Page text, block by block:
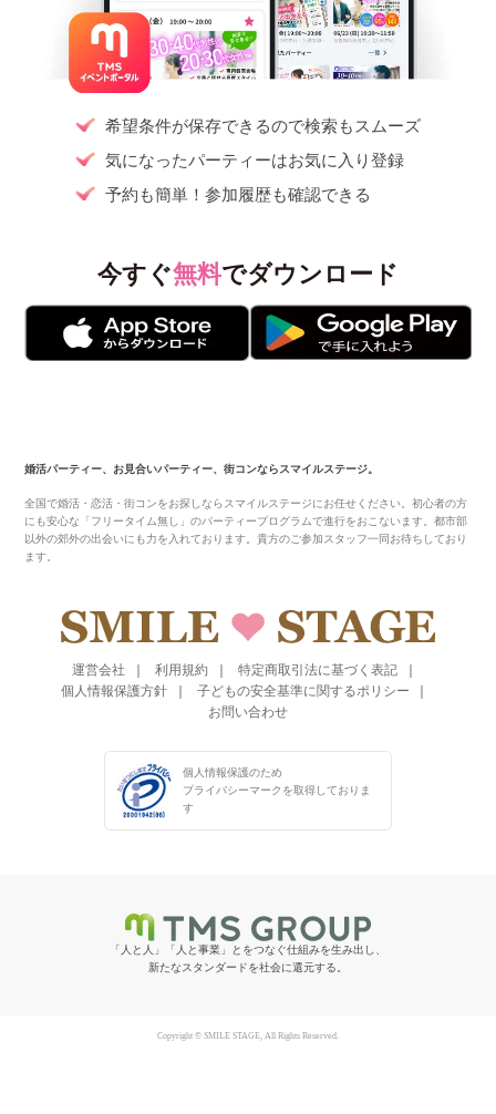
希望条件が保存できるので検索もスムーズ
気になったパーティーはお気に入り登録
予約も簡単！参加履歴も確認できる
今すぐ無料でダウンロード
婚活パーティー、お見合いパーティー、街コンならスマイルステージ。
全国で婚活・恋活・街コンをお探しならスマイルステージにお任せください。初心者の方
にも安心な「フリータイム無し」のパーティープログラムで進行をおこないます。都市部
以外の郊外の出会いにも力を入れております。貴方のご参加スタッフ一同お待ちしており
ます。
運営会社 利用規約
特定商取引法に基づく表記
個人情報保護方針
子どもの安全基準に関するポリシー
お問い合わせ
個人情報保護のため
プライバシーマークを取得しておりま
す
「人と人」「人と事業」とをつなぐ仕組みを生み出し、
新たなスタンダードを社会に還元する。
Copyright © SMILE STAGE, All Rights Reserved.